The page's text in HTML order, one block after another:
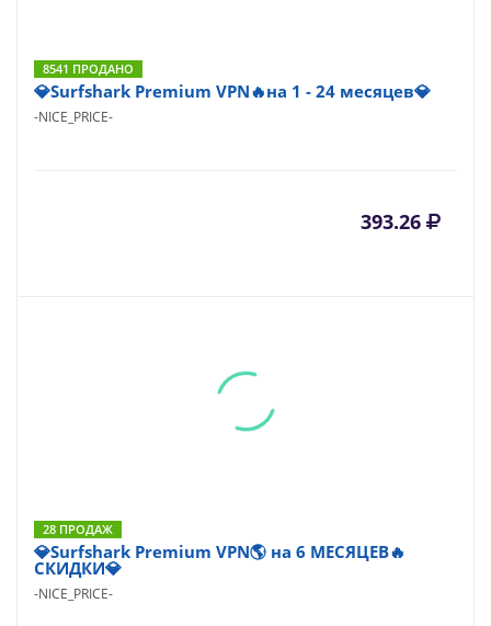
8541 ПРОДАНО
💎Surfshark Premium VPN🔥на 1 - 24 месяцев💎
-NICE_PRICE-
393.26
28 ПРОДАЖ
💎Surfshark Premium VPN🌎 на 6 МЕСЯЦЕВ🔥
СКИДКИ💎
-NICE_PRICE-